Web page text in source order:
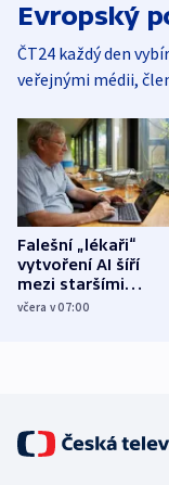
Evropský
ČT24 každý den
veřejnými médii,
Falešní „lékaři“
vytvoření AI šíří
mezi staršími
Poláky nebezpečné
včera v 07:00